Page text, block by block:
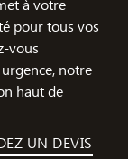
à votre
pour tous vos
vous
notre
haut de
UN DEVIS